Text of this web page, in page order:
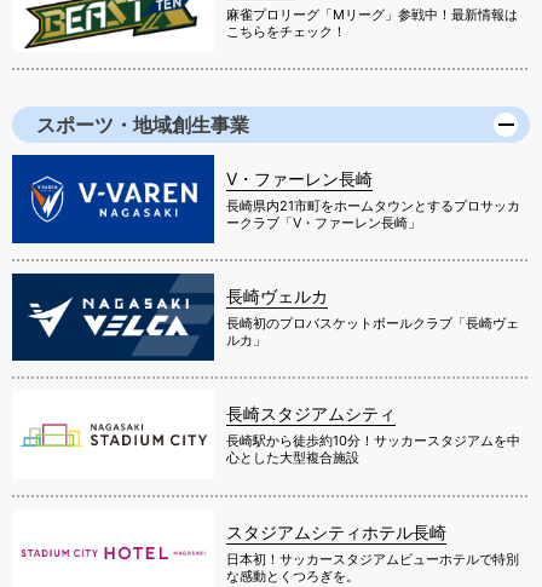
麻雀プロリーグ「Mリーグ」参戦中！最新情報は
こちらをチェック！
スポーツ・地域創生事業
V・ファーレン長崎
長崎県内21市町をホームタウンとするプロサッカ
ークラブ「V・ファーレン長崎」
長崎ヴェルカ
長崎初のプロバスケットボールクラブ「長崎ヴェ
ルカ」
長崎スタジアムシティ
長崎駅から徒歩約10分！サッカースタジアムを中
心とした大型複合施設
スタジアムシティホテル長崎
日本初！サッカースタジアムビューホテルで特別
な感動とくつろぎを。